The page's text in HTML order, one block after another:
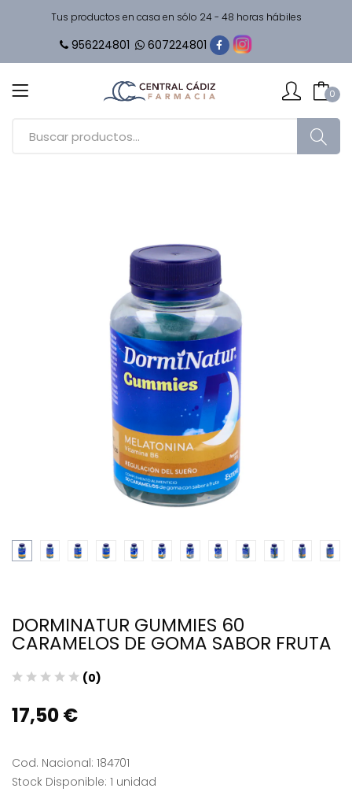
Tus productos en casa en sólo 24 - 48 horas hábiles
956224801 607224801
0
DORMINATUR GUMMIES 60
CARAMELOS DE GOMA SABOR FRUTA
(0)
17,50 €
Cod. Nacional: 184701
Stock Disponible: 1 unidad